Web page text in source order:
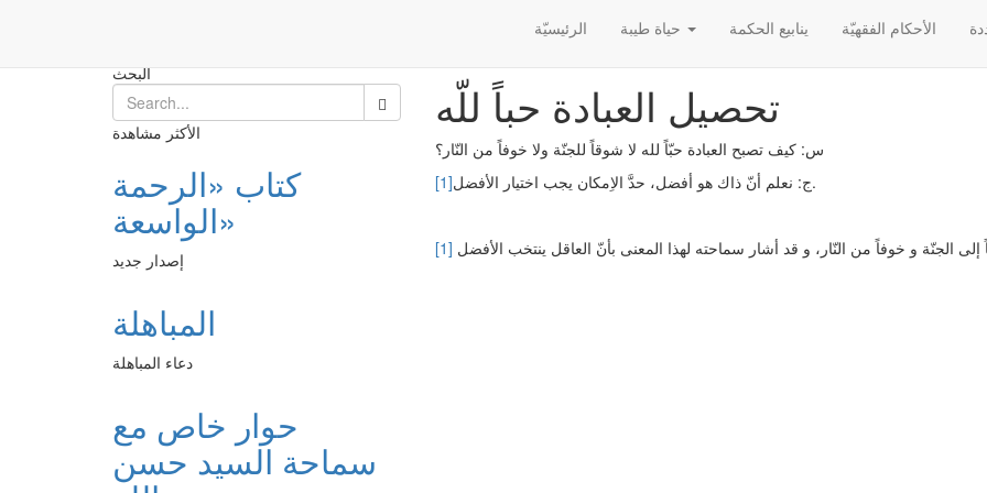
الرئیسیّة ينابيع الحكمة الأحکام الفقهیّة
تحصيل العبادة حباً للّه
س: كيف تصبح العبادة حبّاً لله لا شوقاً للجنّة ولا خوفاً من النّار؟
ج: نعلم أنّ ذاك هو أفضل، حدَّ الاِمكان يجب اختيار الأفضل[1] .
[1]
البحث
الأكثر مشاهدة
كتاب «الرحمة
الواسعة»
إصدار جديد
المباهلة
دعاء المباهلة
حوار خاص مع
سماحة السيد حسن